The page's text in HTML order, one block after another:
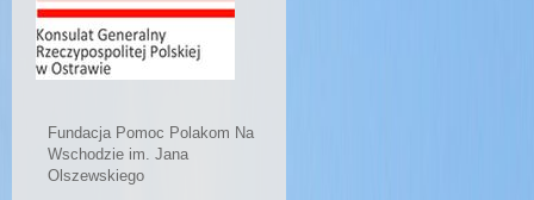
Fundacja Pomoc Polakom Na
Wschodzie im. Jana
Olszewskiego